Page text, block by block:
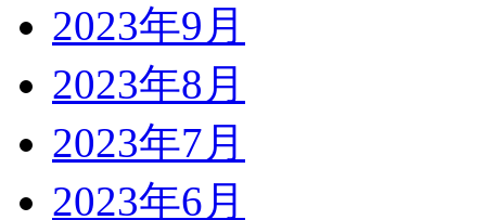
2023年9月
2023年8月
2023年7月
2023年6月